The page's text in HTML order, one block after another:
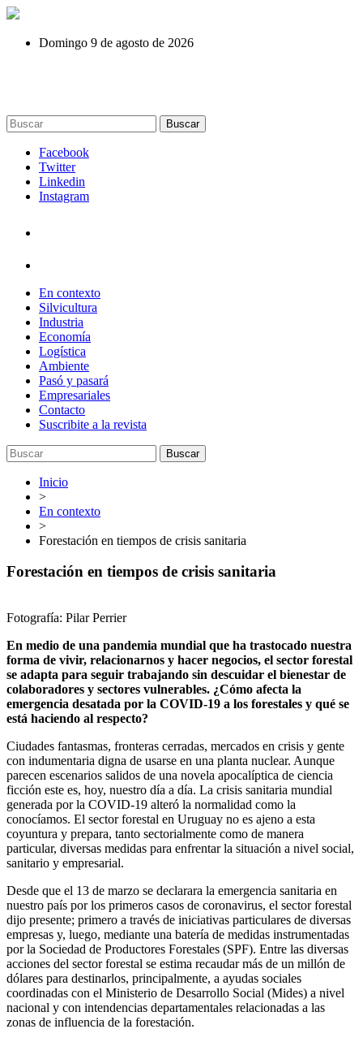
Domingo 9 de agosto de 2026
Buscar
Facebook
Twitter
Linkedin
Instagram
En contexto
Silvicultura
Industria
Economía
Logística
Ambiente
Pasó y pasará
Empresariales
Contacto
Suscribite a la revista
Buscar
Inicio
>
En contexto
>
Forestación en tiempos de crisis sanitaria
Forestación en tiempos de crisis sanitaria
Fotografía: Pilar Perrier
En medio de una pandemia mundial que ha trastocado nuestra
forma de vivir, relacionarnos y hacer negocios, el sector forestal
se adapta para seguir trabajando sin descuidar el bienestar de
colaboradores y sectores vulnerables. ¿Cómo afecta la
emergencia desatada por la COVID-19 a los forestales y qué se
está haciendo al respecto?
Ciudades fantasmas, fronteras cerradas, mercados en crisis y gente
con indumentaria digna de usarse en una planta nuclear. Aunque
parecen escenarios salidos de una novela apocalíptica de ciencia
ficción este es, hoy, nuestro día a día. La crisis sanitaria mundial
generada por la COVID-19 alteró la normalidad como la
conocíamos. El sector forestal en Uruguay no es ajeno a esta
coyuntura y prepara, tanto sectorialmente como de manera
particular, diversas medidas para enfrentar la situación a nivel social,
sanitario y empresarial.
Desde que el 13 de marzo se declarara la emergencia sanitaria en
nuestro país por los primeros casos de coronavirus, el sector forestal
dijo presente; primero a través de iniciativas particulares de diversas
empresas y, luego, mediante una batería de medidas instrumentadas
por la Sociedad de Productores Forestales (SPF). Entre las diversas
acciones del sector forestal se estima recaudar más de un millón de
dólares para destinarlos, principalmente, a ayudas sociales
coordinadas con el Ministerio de Desarrollo Social (Mides) a nivel
nacional y con intendencias departamentales relacionadas a las
zonas de influencia de la forestación.